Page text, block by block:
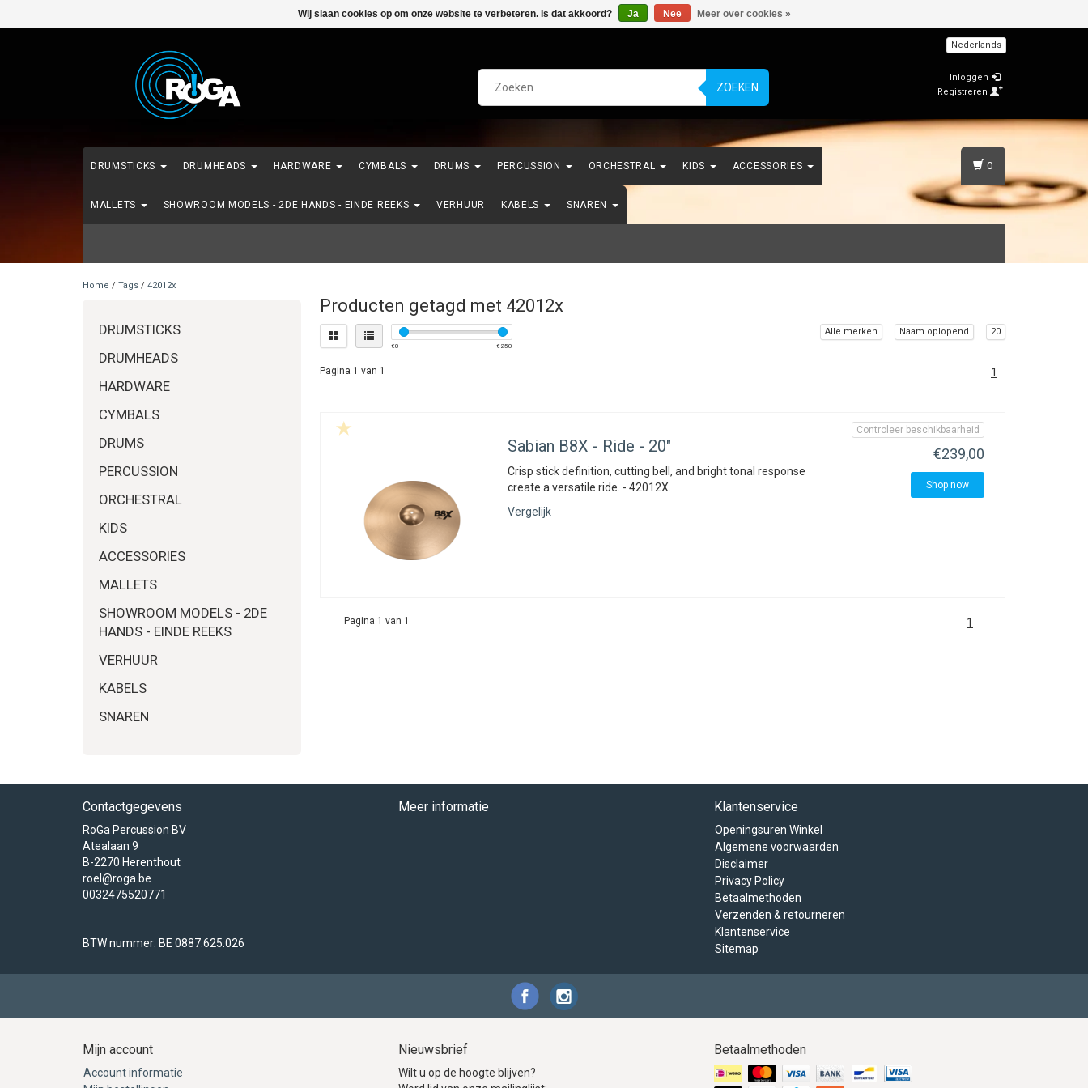
ZOEKEN
Nederlands
Inloggen
Registreren
DRUMSTICKS DRUMHEADS HARDWARE CYMBALS DRUMS PERCUSSION ORCHESTRAL KIDS ACCESSORIES
MALLETS SHOWROOM MODELS - 2DE HANDS - EINDE REEKS VERHUUR KABELS SNAREN
0
Home / Tags / 42012x
DRUMSTICKS
DRUMHEADS
HARDWARE
CYMBALS
DRUMS
PERCUSSION
ORCHESTRAL
KIDS
ACCESSORIES
MALLETS
SHOWROOM MODELS - 2DE
HANDS - EINDE REEKS
VERHUUR
KABELS
SNAREN
Producten getagd met 42012x
€0 € 250
Alle merken Naam oplopend 20
Pagina 1 van 1 1
Sabian B8X - Ride - 20"
Crisp stick definition, cutting bell, and bright tonal response
create a versatile ride. - 42012X.
Vergelijk
Controleer beschikbaarheid
€239,00
Shop now
Pagina 1 van 1 1
Contactgegevens
RoGa Percussion BV
Atealaan 9
B-2270 Herenthout
roel@roga.be
0032475520771
BTW nummer: BE 0887.625.026
Meer informatie Klantenservice
Openingsuren Winkel
Algemene voorwaarden
Disclaimer
Privacy Policy
Betaalmethoden
Verzenden & retourneren
Klantenservice
Sitemap
Mijn account
Account informatie
Nieuwsbrief
Wilt u op de hoogte blijven?
Betaalmethoden
Wij slaan cookies op om onze website te verbeteren. Is dat akkoord? Ja Nee Meer over cookies »